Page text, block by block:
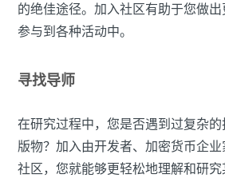
的绝佳途径。加入社区有助于您做
参与到各种活动中。
寻找导师
在研究过程中，您是否遇到过复杂
版物？加入由开发者、加密货币企
社区，您就能够更轻松地理解和研究